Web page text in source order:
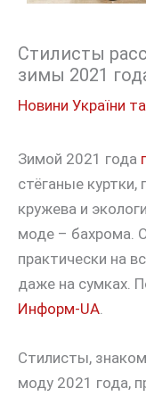
Стилисты
зимы 2021
Новини України
Зимой 2021 года
стёганые куртки,
кружева и
моде – бахрома.
практически на
даже на сумках.
Информ-UA
Стилисты,
моду 2021 года,